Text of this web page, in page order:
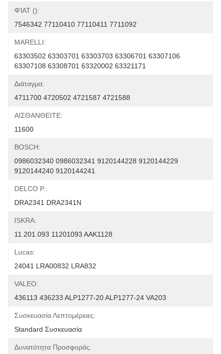
ΦΊΑΤ ():
7546342 77110410 77110411 7711092
MARELLI:
63303502 63303701 63303703 63306701 63307106
63307108 63308701 63320002 63321171
Διάταγμα:
4711700 4720502 4721587 4721588
ΑΙΣΘΑΝΘΕΙΤΕ:
11600
BOSCH:
0986032340 0986032341 9120144228 9120144229
9120144240 9120144241
DELCO Ρ.:
DRA2341 DRA2341N
ISKRA:
11.201.093 11201093 AAK1128
Lucas:
24041 LRA00832 LRA832
VALEO:
436113 436233 ALP1277-20 ALP1277-24 VA203
Συσκευασία Λεπτομέρειες:
Standard Συσκευασία
Δυνατότητα Προσφοράς: